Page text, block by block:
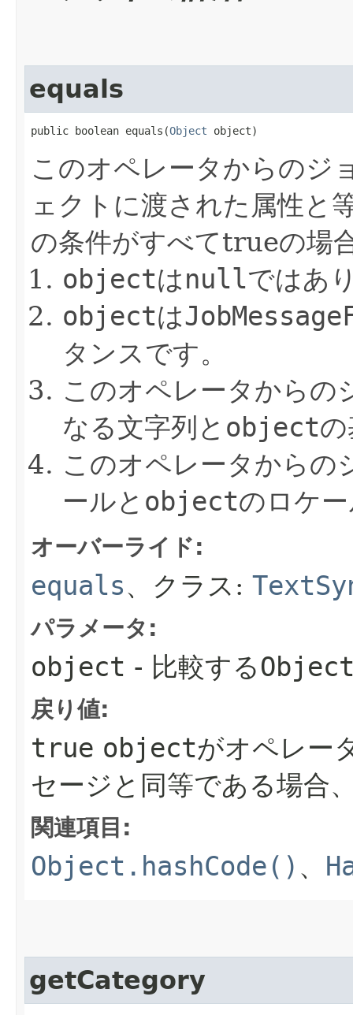
equals
public boolean equals​(Object object)
このオペレータからのジ
ェクトに渡された属性と
の条件がすべてtrueの場
objectはnullではあ
objectは
タンスです。
このオペレータからの
なる文字列と object
このオペレータからの
ールと objectのロケ
オーバーライド:
equals、クラス:
パラメータ:
object - 比較する
戻り値:
true objectがオペレー
セージと同等である場合
関連項目:
Object.hashCode() 、
getCategory